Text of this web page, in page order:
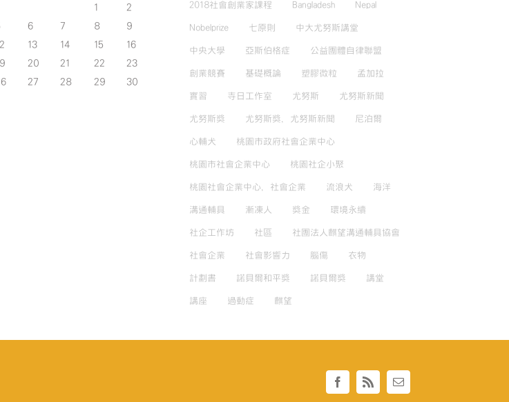
1
2
6 7 8
9
13 14 15
16
20 21 22
23
27 28 29
30
2018社會創業家課程 Bangladesh Nepal
Nobelprize 七原則 中大尤努斯講堂
中央大學 亞斯伯格症 公益團體自律聯盟
創業競賽 基礎概論 塑膠微粒 孟加拉
實習 寺日工作室 尤努斯 尤努斯新聞
尤努斯獎 尤努斯獎，尤努斯新聞 尼泊爾
心輔犬 桃園市政府社會企業中心
桃園市社會企業中心 桃園社企小聚
桃園社會企業中心，社會企業 流浪犬 海洋
溝通輔具 漸凍人 獎金 環境永續
社企工作坊 社區 社團法人麒望溝通輔具協會
社會企業 社會影響力 腦傷 衣物
計劃書 諾貝爾和平獎 諾貝爾獎 講堂
講座 過動症 麒望
Facebook
Rss Email: